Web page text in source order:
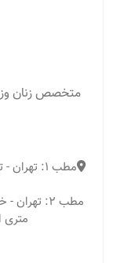
متخصص زنان
مطب 1:
مطب 2:
متری